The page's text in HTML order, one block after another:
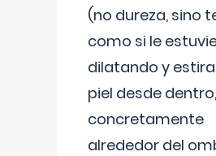
(no dureza, sino
como si le
dilatando y
piel desde dentro,
concretamente
alrededor del